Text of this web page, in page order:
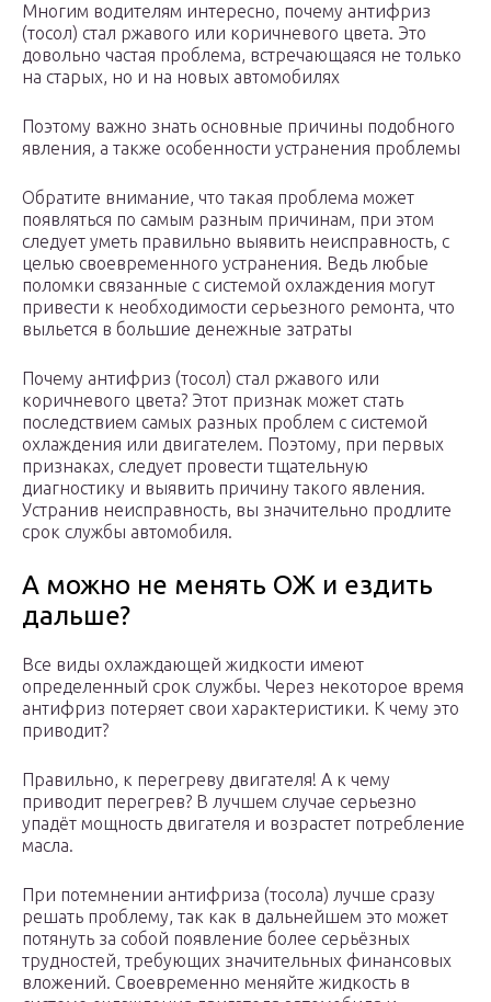
Многим водителям интересно, почему антифриз
(тосол) стал ржавого или коричневого цвета. Это
довольно частая проблема, встречающаяся не только
на старых, но и на новых автомобилях
Поэтому важно знать основные причины подобного
явления, а также особенности устранения проблемы
Обратите внимание, что такая проблема может
появляться по самым разным причинам, при этом
следует уметь правильно выявить неисправность, с
целью своевременного устранения. Ведь любые
поломки связанные с системой охлаждения могут
привести к необходимости серьезного ремонта, что
выльется в большие денежные затраты
Почему антифриз (тосол) стал ржавого или
коричневого цвета? Этот признак может стать
последствием самых разных проблем с системой
охлаждения или двигателем. Поэтому, при первых
признаках, следует провести тщательную
диагностику и выявить причину такого явления.
Устранив неисправность, вы значительно продлите
срок службы автомобиля.
А можно не менять ОЖ и ездить
дальше?
Все виды охлаждающей жидкости имеют
определенный срок службы. Через некоторое время
антифриз потеряет свои характеристики. К чему это
приводит?
Правильно, к перегреву двигателя! А к чему
приводит перегрев? В лучшем случае серьезно
упадёт мощность двигателя и возрастет потребление
масла.
При потемнении антифриза (тосола) лучше сразу
решать проблему, так как в дальнейшем это может
потянуть за собой появление более серьёзных
трудностей, требующих значительных финансовых
вложений. Своевременно меняйте жидкость в